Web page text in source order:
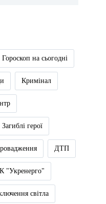
Гороскоп на сьогодні
Кримінал
Загиблі герої
ДТП
"Укренерго"
світла